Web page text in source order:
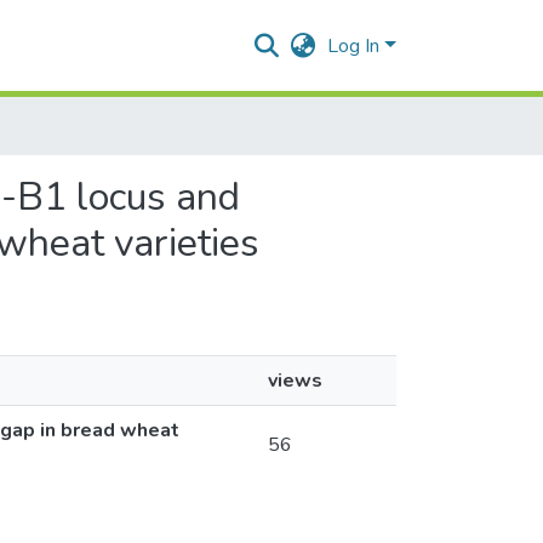
Log In
locus and
varieties
views
in bread wheat
56